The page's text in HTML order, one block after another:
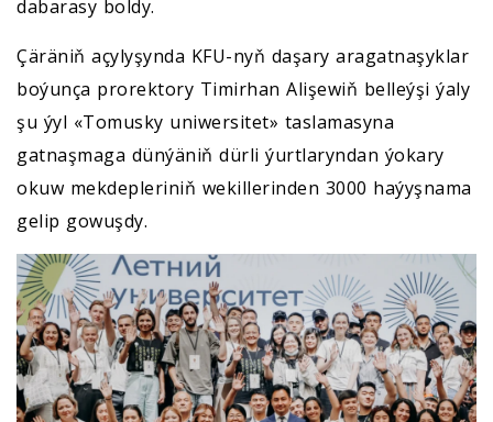
dabarasy boldy.
Çäräniň açylyşynda KFU-nyň daşary aragatnaşyklar
boýunça prorektory Timirhan Alişewiň belleýşi ýaly
şu ýyl «Tomusky uniwersitet» taslamasyna
gatnaşmaga dünýäniň dürli ýurtlaryndan ýokary
okuw mekdepleriniň wekillerinden 3000 haýyşnama
gelip gowuşdy.